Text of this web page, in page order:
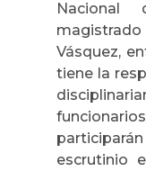
Nacional
Vásquez,
tiene la
escrutinio